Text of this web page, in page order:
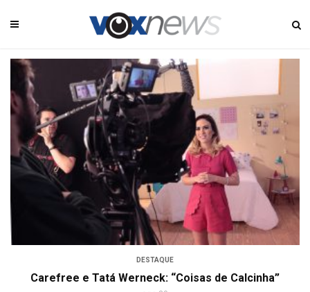
DESTAQUE
Carefree e Tatá Werneck: “Coisas de Calcinha”